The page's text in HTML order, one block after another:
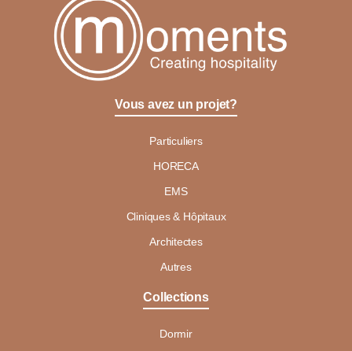
Vous avez un projet?
Particuliers
HORECA
EMS
Cliniques & Hôpitaux
Architectes
Autres
Collections
Dormir